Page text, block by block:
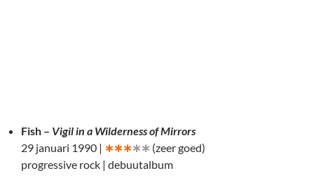
Fish – Vigil in a Wilderness of Mirrors
29 januari 1990 | ∗∗∗∗∗ (zeer goed)
progressive rock | debuutalbum